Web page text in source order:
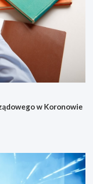
w Koronowie